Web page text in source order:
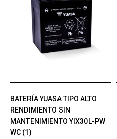
BATERÍA YUASA TIPO ALTO
RENDIMIENTO SIN
MANTENIMIENTO YIX30L-PW
WC (1)